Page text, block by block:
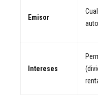
Emisor
Intereses